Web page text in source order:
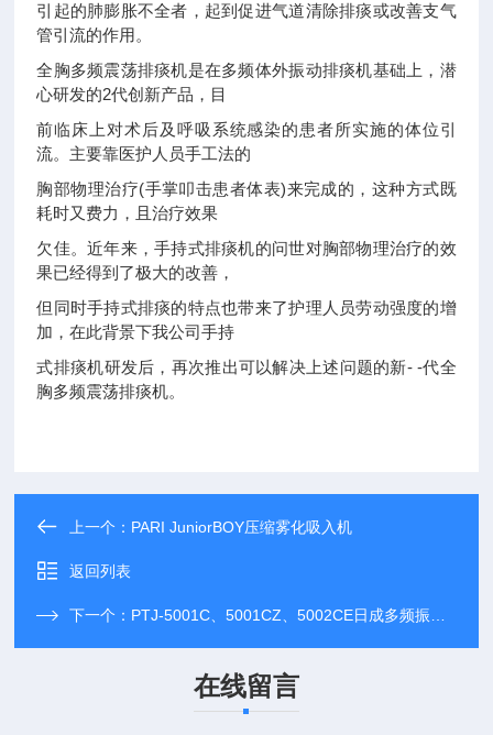
引起的肺膨胀不全者，起到促进气道清除排痰或改善支气
管引流的作用。
全胸多频震荡排痰机是在多频体外振动排痰机基础上，潜
心研发的2代创新产品，目
前临床上对术后及呼吸系统感染的患者所实施的体位引
流。主要靠医护人员手工法的
胸部物理治疗(手掌叩击患者体表)来完成的，这种方式既
耗时又费力，且治疗效果
欠佳。近年来，手持式排痰机的问世对胸部物理治疗的效
果已经得到了极大的改善，
但同时手持式排痰的特点也带来了护理人员劳动强度的增
加，在此背景下我公司手持
式排痰机研发后，再次推出可以解决上述问题的新- -代全
胸多频震荡排痰机。
上一个： PARI JuniorBOY压缩雾化吸入机
返回列表
下一个： PTJ-5001C、5001CZ、5002CE日成多频振动排痰机
在线留言